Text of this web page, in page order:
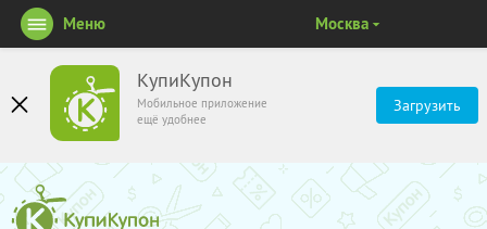
КупиКупон
Мобильное приложение
ещё удобнее
Загрузить
Меню Москва